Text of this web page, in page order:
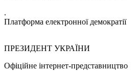
.
Платформа електронної демократії
ПРЕЗИДЕНТ УКРАЇНИ
Офіційне інтернет-представництво